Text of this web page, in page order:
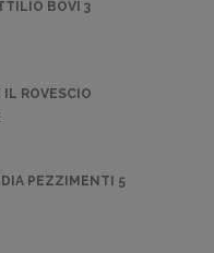
BOVI 3
IL ROVESCIO
PEZZIMENTI 5